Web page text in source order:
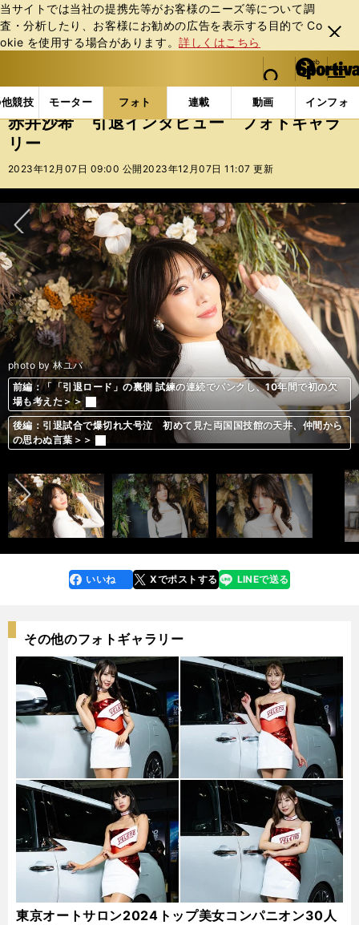
当サイトでは当社の提携先等がお客様のニーズ等について調
査・分析したり、お客様にお勧めの広告を表⽰する⽬的で Co
okie を使⽤する場合があります。詳しくはこちら
閉じ
る
web Sportiva (webスポルティーバ)
検索
マイペ
ー
ジ
メニュ
競技 モーター フォト 連載 動画 インフォ
b
ス
ポ
ル
バ
フォトギャラリー コラムフォト 赤井沙希 引退イ
赤井沙希 引退インタビュー フォトギャラ
リー
2023年12月07日 09:00 公開 2023年12月07日 11:07 更新
次へ
photo by 林ユバ
前編：「「引退ロード」の裏側 試練の連続でパンクし、10年間で初の欠
場も考えた＞＞
後編：引退試合で爆切れ大号泣 初めて見た両国国技館の天井、仲間から
の思わぬ言葉＞＞
前編：「「引退ロード」の裏側 試練の連続でパンクし、10年間で初の欠
場も考えた＞＞
後編：引退試合で爆切れ大号泣 初めて見た両国国技館の天井、仲間から
の思わぬ言葉＞＞
前編：「「引退ロード」の裏側 試練の連続でパンクし、10年間で初の欠
場も考えた＞＞
後編：引退試合で爆切れ大号泣 初めて見た両国国技館の天井、仲間から
の思わぬ言葉＞＞
前編：「「引退ロード」の裏側 試練の連続でパンクし、10年間で初の欠
場も考えた＞＞
後編：引退試合で爆切れ大号泣 初めて見た両国国技館の天井、仲間から
の思わぬ言葉＞＞
前編：「「引退ロード」の裏側 試練の連続でパンクし、10年間で初の欠
場も考えた＞＞
後編：引退試合で爆切れ大号泣 初めて見た両国国技館の天井、仲間から
の思わぬ言葉＞＞
前編：「「引退ロード」の裏側 試練の連続でパンクし、10年間で初の欠
場も考えた＞＞
後編：引退試合で爆切れ大号泣 初めて見た両国国技館の天井、仲間から
の思わぬ言葉＞＞
前編：「「引退ロード」の裏側 試練の連続でパンクし、10年間で初の欠
場も考えた＞＞
後編：引退試合で爆切れ大号泣 初めて見た両国国技館の天井、仲間から
の思わぬ言葉＞＞
前編：「「引退ロード」の裏側 試練の連続でパンクし、10年間で初の欠
場も考えた＞＞
後編：引退試合で爆切れ大号泣 初めて見た両国国技館の天井、仲間から
の思わぬ言葉＞＞
前編：「「引退ロード」の裏側 試練の連続でパンクし、10年間で初の欠
場も考えた＞＞
後編：引退試合で爆切れ大号泣 初めて見た両国国技館の天井、仲間から
の思わぬ言葉＞＞
前編：「「引退ロード」の裏側 試練の連続でパンクし、10年間で初の欠
場も考えた＞＞
後編：引退試合で爆切れ大号泣 初めて見た両国国技館の天井、仲間から
の思わぬ言葉＞＞
前編：「「引退ロード」の裏側 試練の連続でパンクし、10年間で初の欠
場も考えた＞＞
後編：引退試合で爆切れ大号泣 初めて見た両国国技館の天井、仲間から
の思わぬ言葉＞＞
前編：「「引退ロード」の裏側 試練の連続でパンクし、10年間で初の欠
場も考えた＞＞
後編：引退試合で爆切れ大号泣 初めて見た両国国技館の天井、仲間から
の思わぬ言葉＞＞
前編：「「引退ロード」の裏側 試練の連続でパンクし、10年間で初の欠
場も考えた＞＞
後編：引退試合で爆切れ大号泣 初めて見た両国国技館の天井、仲間から
の思わぬ言葉＞＞
前編：「「引退ロード」の裏側 試練の連続でパンクし、10年間で初の欠
場も考えた＞＞
後編：引退試合で爆切れ大号泣 初めて見た両国国技館の天井、仲間から
の思わぬ言葉＞＞
前編：「「引退ロード」の裏側 試練の連続でパンクし、10年間で初の欠
場も考えた＞＞
後編：引退試合で爆切れ大号泣 初めて見た両国国技館の天井、仲間から
の思わぬ言葉＞＞
前編：「「引退ロード」の裏側 試練の連続でパンクし、10年間で初の欠
場も考えた＞＞
後編：引退試合で爆切れ大号泣 初めて見た両国国技館の天井、仲間から
の思わぬ言葉＞＞
前編：「「引退ロード」の裏側 試練の連続でパンクし、10年間で初の欠
場も考えた＞＞
後編：引退試合で爆切れ大号泣 初めて見た両国国技館の天井、仲間から
の思わぬ言葉＞＞
前編：「「引退ロード」の裏側 試練の連続でパンクし、10年間で初の欠
場も考えた＞＞
後編：引退試合で爆切れ大号泣 初めて見た両国国技館の天井、仲間から
の思わぬ言葉＞＞
前編：「「引退ロード」の裏側 試練の連続でパンクし、10年間で初の欠
場も考えた＞＞
後編：引退試合で爆切れ大号泣 初めて見た両国国技館の天井、仲間から
の思わぬ言葉＞＞
前編：「「引退ロード」の裏側 試練の連続でパンクし、10年間で初の欠
場も考えた＞＞
後編：引退試合で爆切れ大号泣 初めて見た両国国技館の天井、仲間から
の思わぬ言葉＞＞
前編：「「引退ロード」の裏側 試練の連続でパンクし、10年間で初の欠
場も考えた＞＞
後編：引退試合で爆切れ大号泣 初めて見た両国国技館の天井、仲間から
の思わぬ言葉＞＞
前編：「「引退ロード」の裏側 試練の連続でパンクし、10年間で初の欠
場も考えた＞＞
後編：引退試合で爆切れ大号泣 初めて見た両国国技館の天井、仲間から
の思わぬ言葉＞＞
前編：「「引退ロード」の裏側 試練の連続でパンクし、10年間で初の欠
場も考えた＞＞
後編：引退試合で爆切れ大号泣 初めて見た両国国技館の天井、仲間から
の思わぬ言葉＞＞
前編：「「引退ロード」の裏側 試練の連続でパンクし、10年間で初の欠
場も考えた＞＞
後編：引退試合で爆切れ大号泣 初めて見た両国国技館の天井、仲間から
の思わぬ言葉＞＞
前編：「「引退ロード」の裏側 試練の連続でパンクし、10年間で初の欠
場も考えた＞＞
後編：引退試合で爆切れ大号泣 初めて見た両国国技館の天井、仲間から
の思わぬ言葉＞＞
前編：「「引退ロード」の裏側 試練の連続でパンクし、10年間で初の欠
場も考えた＞＞
後編：引退試合で爆切れ大号泣 初めて見た両国国技館の天井、仲間から
の思わぬ言葉＞＞
前編：「「引退ロード」の裏側 試練の連続でパンクし、10年間で初の欠
場も考えた＞＞
後編：引退試合で爆切れ大号泣 初めて見た両国国技館の天井、仲間から
の思わぬ言葉＞＞
前編：「「引退ロード」の裏側 試練の連続でパンクし、10年間で初の欠
場も考えた＞＞
後編：引退試合で爆切れ大号泣 初めて見た両国国技館の天井、仲間から
の思わぬ言葉＞＞
前編：「「引退ロード」の裏側 試練の連続でパンクし、10年間で初の欠
場も考えた＞＞
後編：引退試合で爆切れ大号泣 初めて見た両国国技館の天井、仲間から
の思わぬ言葉＞＞
前編：「「引退ロード」の裏側 試練の連続でパンクし、10年間で初の欠
場も考えた＞＞
後編：引退試合で爆切れ大号泣 初めて見た両国国技館の天井、仲間から
の思わぬ言葉＞＞
前へ
faceboo
k
いいね Xでポストする
line LINEで送る
その他のフォトギャラリー
東京オートサロン2024トップ美女コンパニオン30人